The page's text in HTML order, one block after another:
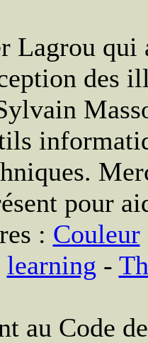
Lagrou qui
des
pour
: Couleur
learning -
au Code